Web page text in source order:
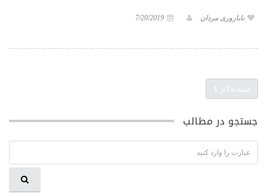
7/20/2019 ناباروری مردان
صفحه1 از 1
جستجو در مطالب